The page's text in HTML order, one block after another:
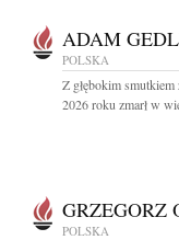
ADAM
POLSKA
Z głębokim
2026 roku zmarł w
GRZEGORZ
POLSKA